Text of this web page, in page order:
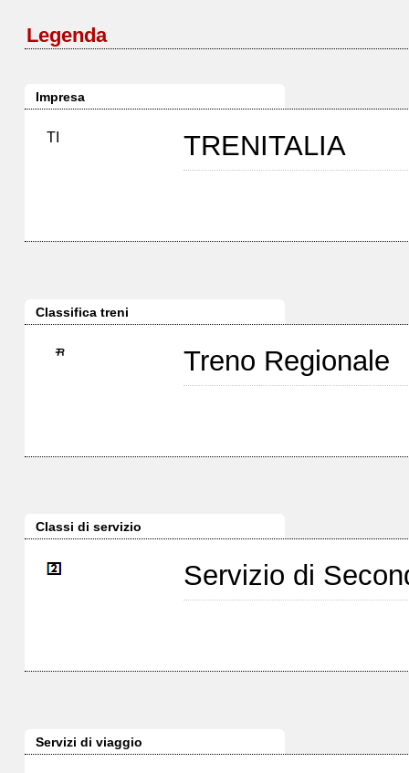
Legenda
Impresa
TI TRENITALIA
Classifica treni
Treno Regionale
Classi di servizio
Servizio di
Servizi di viaggio